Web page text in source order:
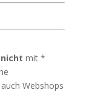
nicht mit *
Webshops